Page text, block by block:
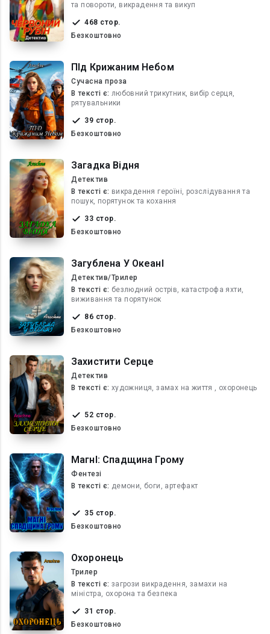
та повороти, викрадення та викуп
468 стор.
Безкоштовно
ПІд Крижаним Небом
Сучасна проза
В текcті є: любовний трикутник, вибір серця,
рятувальники
39 стор.
Безкоштовно
Загадка Відня
Детектив
В текcті є: викрадення героїні, розслідування та
пошук, порятунок та кохання
33 стор.
Безкоштовно
Загублена У ОкеанІ
Детектив/Трилер
В текcті є: безлюдний острів, катастрофа яхти,
виживання та порятунок
86 стор.
Безкоштовно
Захистити Серце
Детектив
В текcті є: художниця, замах на життя , охоронець
52 стор.
Безкоштовно
МагнІ: Спадщина Грому
Фентезі
В текcті є: демони, боги, артефакт
35 стор.
Безкоштовно
Охоронець
Трилер
В текcті є: загрози викрадення, замахи на
міністра, охорона та безпека
31 стор.
Безкоштовно